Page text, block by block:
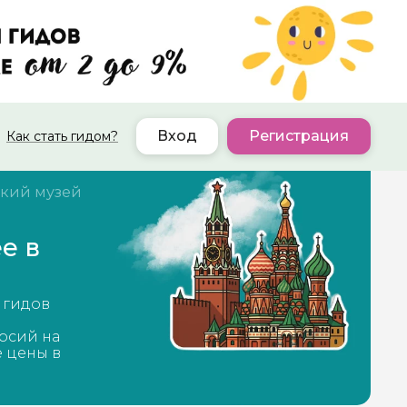
Как стать гидом? Вход Регистрация
музей
в
на
цены в